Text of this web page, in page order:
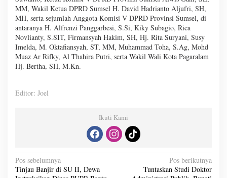
MM, Wakil Ketua DPRD Sumsel H. David Hadrianto Aljufri, SH,
MH, serta sejumlah Anggota Komisi V DPRD Provinsi Sumsel, di
antaranya H. Alfrenzi Panggarbesi, S.Si, Kiky Subagio, Rica
Novlianty, S.SIT, Firmansyah Hakim, SH, Hj. Rita Suryani, Susy
Imelda, M. Oktafiansyah, ST, MM, Muhammad Toha, S.Ag, Mohd
Muaz Ar Rifky, Al Thahira Putri, serta Wakil Wali Kota Pagaralam
Hj. Bertha, SH, M.Kn.
Editor: Joel
Ikuti Kami
N
Pos sebelumnya
Tinjau Banjir di SU II, Dewa
Pos berikutnya
Tuntaskan Studi Doktor